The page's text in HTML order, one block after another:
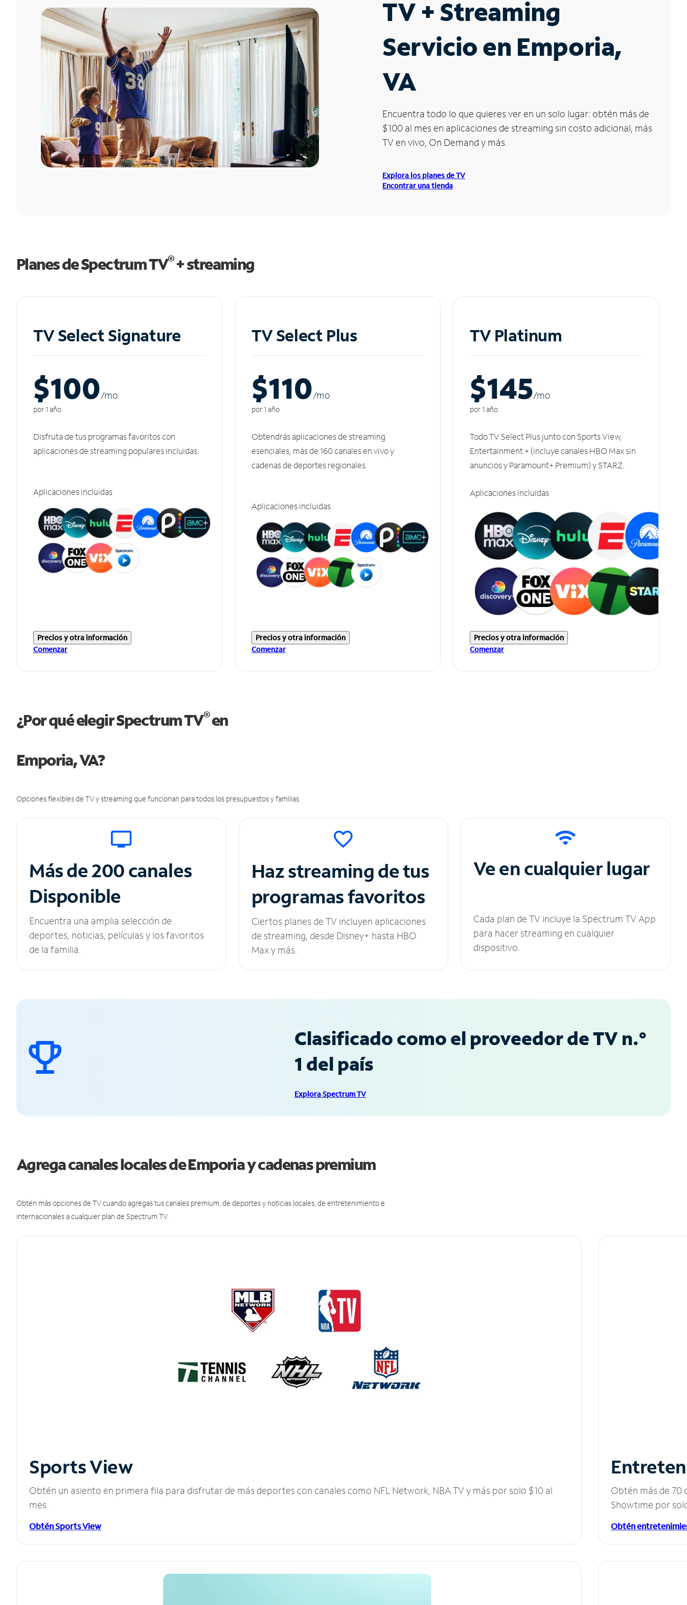
TV + Streaming
Servicio en Emporia,
VA
Encuentra todo lo que quieres ver en un solo lugar: obtén más de
$100 al mes en aplicaciones de streaming sin costo adicional, más
TV en vivo, On Demand y más.
Explora los planes de TV
Encontrar una tienda
Planes de Spectrum TV®+ streaming
TV Select Signature
$100/mo
por 1 año
Disfruta de tus programas favoritos con
aplicaciones de streaming populares incluidas.
Aplicaciones incluidas
Precios y otra información
Comenzar
TV Select Plus
$110/mo
por 1 año
Obtendrás aplicaciones de streaming
esenciales, más de 160 canales en vivo y
cadenas de deportes regionales.
Aplicaciones incluidas
Precios y otra información
Comenzar
TV Platinum
$145/mo
por 1 año
Todo TV Select Plus junto con Sports View,
Entertainment + (incluye canales HBO Max sin
anuncios y Paramount+ Premium) y STARZ.
Aplicaciones incluidas
Precios y otra información
Comenzar
¿Por qué elegir Spectrum TV®en
Emporia, VA?
Opciones flexibles de TV y streaming que funcionan para todos los presupuestos y familias.
Más de 200 canales
Disponible
Encuentra una amplia selección de
deportes, noticias, películas y los favoritos
de la familia.
Haz streaming de tus
programas favoritos
Ciertos planes de TV incluyen aplicaciones
de streaming, desde Disney+ hasta HBO
Max y más.
Ve en cualquier lugar
Cada plan de TV incluye la Spectrum TV App
para hacer streaming en cualquier
dispositivo.
Clasificado como el proveedor de TV n.°
1 del país
Explora Spectrum TV
Agrega canales locales de Emporia y cadenas premium
Obtén más opciones de TV cuando agregas tus canales premium, de deportes y noticias locales, de entretenimiento e
internacionales a cualquier plan de Spectrum TV.
Sports View
Obtén un asiento en primera fila para disfrutar de más deportes con canales como NFL Network, NBA TV y más por solo $10 al
mes.
Obtén Sports View
Obtén más de 70
Showtime por
Obtén